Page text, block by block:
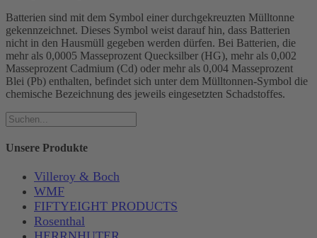
Batterien sind mit dem Symbol einer durchgekreuzten Mülltonne
gekennzeichnet. Dieses Symbol weist darauf hin, dass Batterien
nicht in den Hausmüll gegeben werden dürfen. Bei Batterien, die
mehr als 0,0005 Masseprozent Quecksilber (HG), mehr als 0,002
Masseprozent Cadmium (Cd) oder mehr als 0,004 Masseprozent
Blei (Pb) enthalten, befindet sich unter dem Mülltonnen-Symbol die
chemische Bezeichnung des jeweils eingesetzten Schadstoffes.
Unsere Produkte
Villeroy & Boch
WMF
FIFTYEIGHT PRODUCTS
Rosenthal